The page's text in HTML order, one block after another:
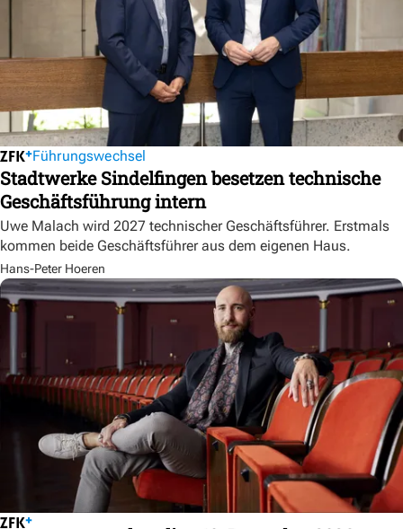
Führungswechsel
Stadtwerke Sindelfingen besetzen technische
Geschäftsführung intern
Uwe Malach wird 2027 technischer Geschäftsführer. Erstmals
kommen beide Geschäftsführer aus dem eigenen Haus.
Hans-Peter Hoeren